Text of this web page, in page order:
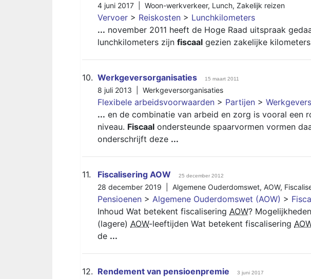
4 juni 2017 | Woon-werkverkeer, Lunch, Zakelijk reizen
Vervoer > Reiskosten > Lunchkilometers
... november 2011 heeft de Hoge Raad uitspraak
lunchkilometers zijn fiscaal gezien zakelijke
10. Werkgeversorganisaties 15 maart 2011
8 juli 2013 | Werkgeversorganisaties
Flexibele arbeidsvoorwaarden > Partijen >
... en de combinatie van arbeid en zorg is vooral een
niveau. Fiscaal ondersteunde spaarvormen vormen
onderschrijft deze ...
11. Fiscalisering AOW 25 december 2012
28 december 2019 | Algemene Ouderdomswet, AOW,
Pensioenen > Algemene Ouderdomswet (AOW) >
Inhoud Wat betekent fiscalisering AOW?
(lagere) AOW-leeftijden Wat betekent fiscalisering
de ...
12. Rendement van pensioenpremie 3 juni 2017